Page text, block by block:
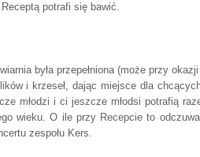
potrafi się bawić.
była przepełniona (może przy
i krzeseł, dając miejsce dla
młodzi i ci jeszcze młodsi potrafią
wieku. O ile przy Recepcie to
zespołu Kers.